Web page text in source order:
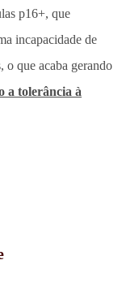
p16+, que
incapacidade de
o que acaba gerando
a tolerância à